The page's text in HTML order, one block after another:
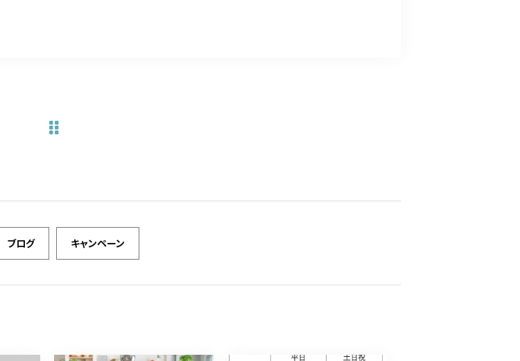
ブログ キャンペーン